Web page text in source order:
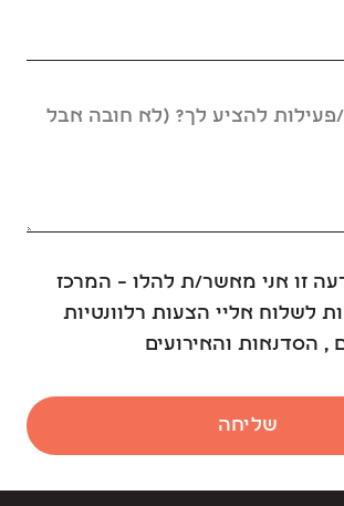
זו אני מאשר/ת להלו – המרכז
לשלוח אליי הצעות רלוונטיות
, הסדנאות והאירועים
שליחה